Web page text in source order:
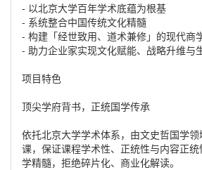
- 以北京大学百年学术底蕴为根基
- 系统整合中国传统文化精髓
- 构建「经世致用、道术兼修」的现代商
- 助力企业家实现文化赋能、战略升维与
项目特色
顶尖学府背书，正统国学传承
依托北京大学学术体系，由文史哲国学
课，保证课程学术性、正统性与内容正
学精髓，拒绝碎片化、商业化解读。